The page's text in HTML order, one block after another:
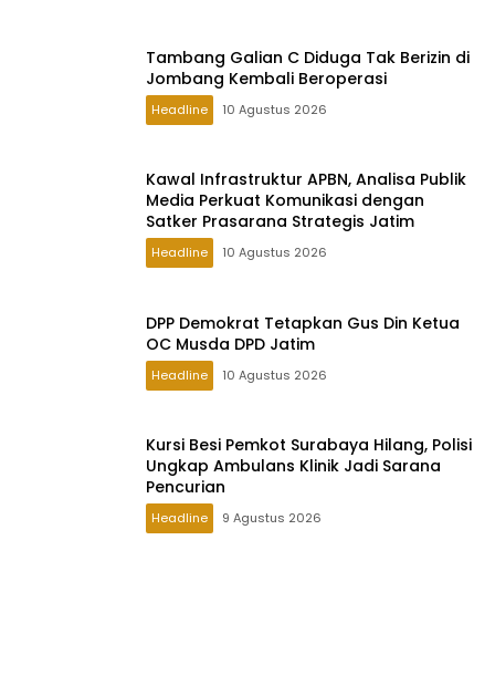
Tambang Galian C Diduga Tak Berizin di
Jombang Kembali Beroperasi
Headline 10 Agustus 2026
Kawal Infrastruktur APBN, Analisa Publik
Media Perkuat Komunikasi dengan
Satker Prasarana Strategis Jatim
Headline 10 Agustus 2026
DPP Demokrat Tetapkan Gus Din Ketua
OC Musda DPD Jatim
Headline 10 Agustus 2026
Kursi Besi Pemkot Surabaya Hilang, Polisi
Ungkap Ambulans Klinik Jadi Sarana
Pencurian
Headline 9 Agustus 2026